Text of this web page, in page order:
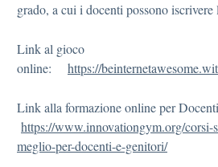
grado, a cui i docenti possono iscrivere
Link al gioco
online: https://
Link alla formazione online per
https://www.innovationgym.org/corsi-
meglio-per-docenti-e-genitori/